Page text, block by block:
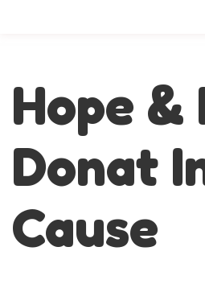
Hope &
Donat
Cause